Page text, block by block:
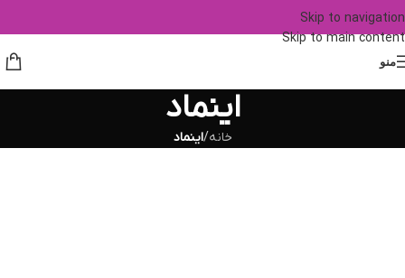
Skip to navigation
Skip to main content
منو
اینماد
خانه/اینماد